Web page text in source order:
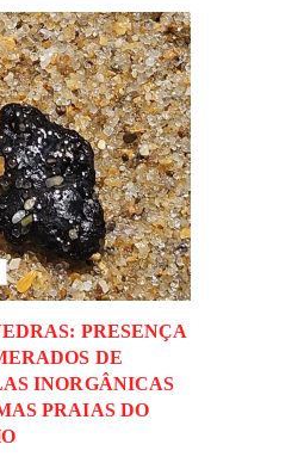
PRESENÇA
DE
INORGÂNICAS
PRAIAS DO